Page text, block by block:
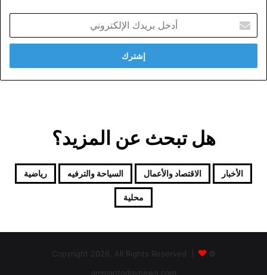
بريدك
الإلكتروني
هل تبحث عن المزيد؟
الأخبار الاقتصاد والأعمال السياحة والترفيه رياضية
محلية
© Copyright 2026, All Rights Reserved |
ammantodaynews.com